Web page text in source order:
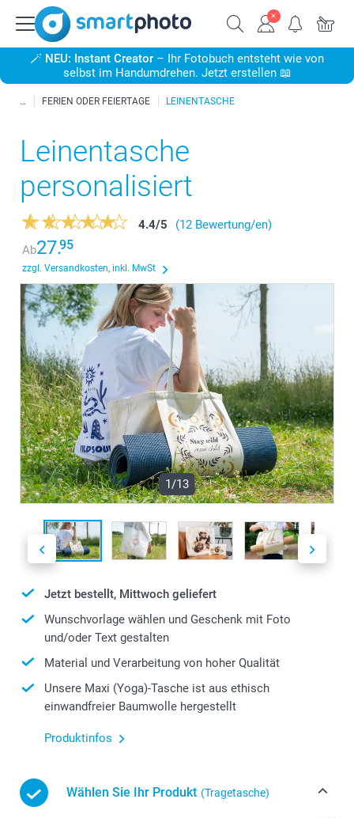
🪄 NEU: Instant Creator – Ihr Fotobuch entsteht wie von
selbst im Handumdrehen. Jetzt erstellen 📖
FERIEN ODER FEIERTAGE LEINENTASCHE
Leinentasche
personalisiert
4.4/5
(12 Bewertung/en)
Ab27.95
zzgl. Versandkosten, inkl. MwSt
1/13
Jetzt bestellt, Mittwoch geliefert
Wunschvorlage wählen und Geschenk mit Foto
und/oder Text gestalten
Material und Verarbeitung von hoher Qualität
Unsere Maxi (Yoga)-Tasche ist aus ethisch
einwandfreier Baumwolle hergestellt
Produktinfos
Wählen Sie Ihr Produkt (Tragetasche)